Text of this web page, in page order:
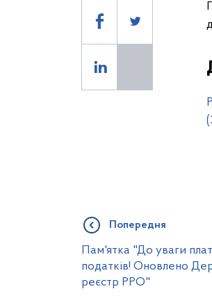
Попередня
Пам'ятка "До уваги
податків! Оновлено
реєстр РРО"